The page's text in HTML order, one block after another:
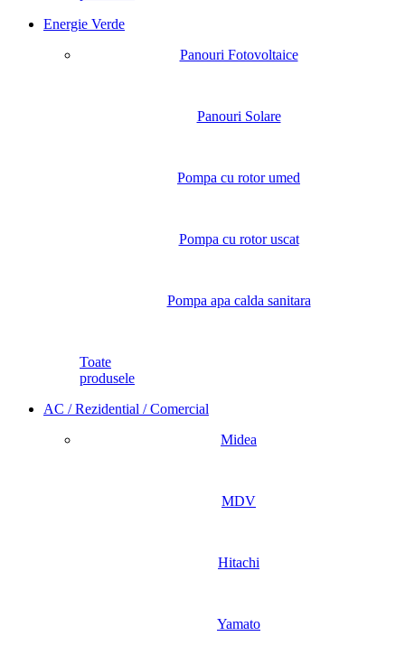
Energie Verde
Panouri Fotovoltaice
Panouri Solare
Pompa cu rotor umed
Pompa cu rotor uscat
Pompa apa calda sanitara
Toate
produsele
AC / Rezidential / Comercial
Midea
MDV
Hitachi
Yamato